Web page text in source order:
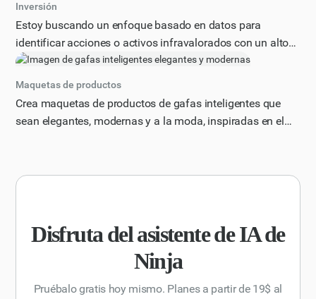
Inversión
Estoy buscando un enfoque basado en datos para
identificar acciones o activos infravalorados con un alto
potencial de crecimiento. ¿Puede proporcionarme una
guía paso a paso sobre cómo analizar las tendencias del
mercado, los estados financieros y otros factores
relevantes para detectar estas oportunidades de
inversión? Incluya métricas, herramientas o estrategias
tendencias de la industria, el panorama competitivo y las
pasos clave del análisis y una conclusión con
recomendaciones prácticas.
Maquetas de productos
Crea maquetas de productos de gafas inteligentes que
sean elegantes, modernas y a la moda, inspiradas en el
Disfruta del asistente de IA de
Ninja
Pruébalo gratis hoy mismo. Planes a partir de 19$ al